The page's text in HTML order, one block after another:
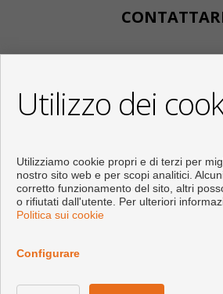
29780 Nerja
+34 951834450
Dal Lunedi fino al Venerdì : 09:30 -
Utilizzo dei
Utilizziamo cookie propri e di terzi per
nostro sito web e per scopi analitici.
corretto funzionamento del sito, altri
o rifiutati dall'utente. Per ulteriori
Politica sui cookie
Configurare